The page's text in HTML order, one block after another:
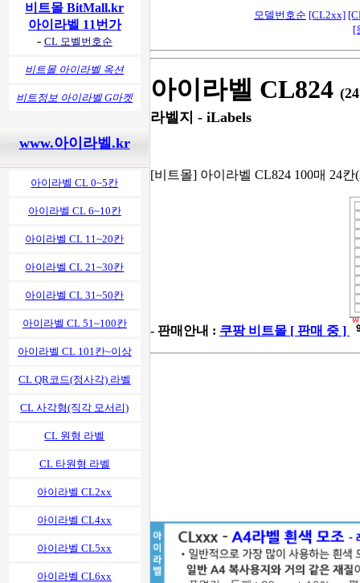
비트몰 BitMall.kr
아이라벨 11번가
- CL 모벨번호순
비트몰 아이라벨 옥션
비트정보 아이라벨 G마켓
www.아이라벨.kr
아이라벨 CL 0~5칸
아이라벨 CL 6~10칸
아이라벨 CL 11~20칸
아이라벨 CL 21~30칸
아이라벨 CL 31~50칸
아이라벨 CL 51~100칸
아이라벨 CL 101칸~이상
CL QR코드(정사각) 라벨
CL 사각형(직각 모서리)
CL 원형 라벨
CL 타원형 라벨
아이라벨 CL2xx
아이라벨 CL4xx
아이라벨 CL5xx
아이라벨 CL6xx
모델번호순 [CL2xx]
[
아이라벨 CL824
라벨지 - iLabels
[비트몰] 아이라벨 CL824 100매 24
- 판매안내 : 쿠팡 비트몰 [ 판매 중 ]